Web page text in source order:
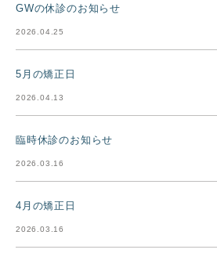
GWの休診のお知らせ
2026.04.25
5月の矯正日
2026.04.13
臨時休診のお知らせ
2026.03.16
4月の矯正日
2026.03.16